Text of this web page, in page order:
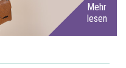
Mehr
lesen